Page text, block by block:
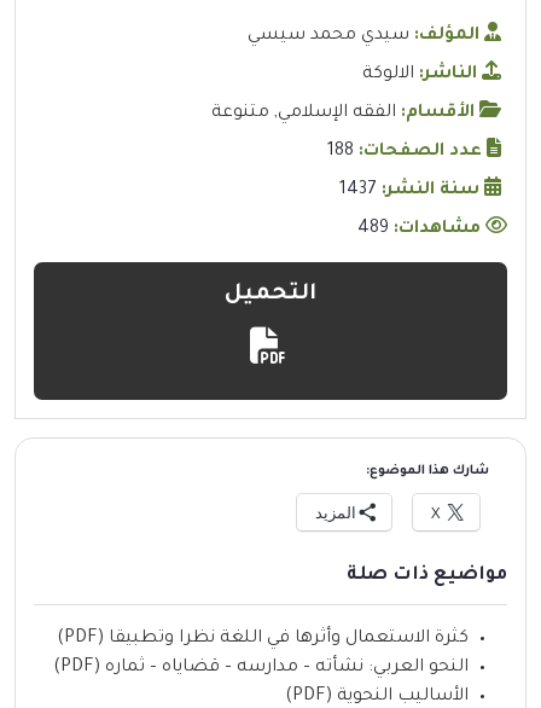
المؤلف: سيدي محمد سيسي
الناشر: الالوكة
الأقسام: الفقه الإسلامي, متنوعة
عدد الصفحات: 188
سنة النشر: 1437
مشاهدات:
التحميل
شارك هذا الموضوع:
X المزيد
مواضيع ذات صلة
كثرة الاستعمال وأثرها في اللغة نظرا وتطبيقا (PDF)
النحو العربي: نشأته – مدارسه – قضاياه – ثماره (PDF)
الأساليب النحوية (PDF)